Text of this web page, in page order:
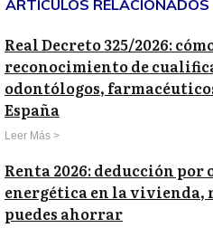
ARTICULOS RELACIONADOS
Real Decreto 325/2026:
reconocimiento de
odontólogos,
España
Leer Más >
Renta 2026: deducción por
energética en la vivienda,
puedes ahorrar